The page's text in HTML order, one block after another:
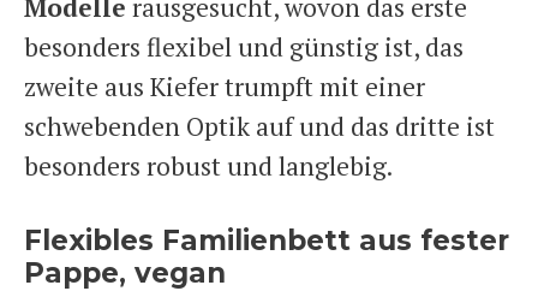
Modelle rausgesucht, wovon das erste
besonders flexibel und günstig ist, das
zweite aus Kiefer trumpft mit einer
schwebenden Optik auf und das dritte ist
besonders robust und langlebig.
Flexibles Familienbett aus fester
Pappe, vegan